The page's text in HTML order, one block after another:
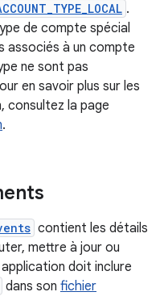
.
de compte spécial
associés à un compte
ne sont pas
en savoir plus sur les
consultez la page
.
contient les détails
mettre à jour ou
doit inclure
dans son fichier